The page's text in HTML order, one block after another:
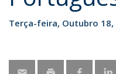
Terça-feira, Outubro 18,